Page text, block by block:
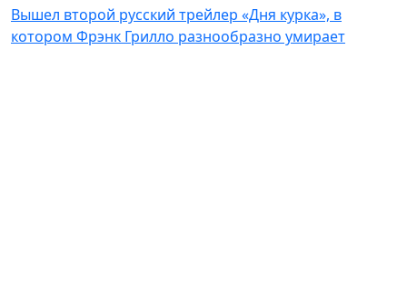
Вышел второй русский трейлер «Дня курка», в
котором Фрэнк Грилло разнообразно умирает